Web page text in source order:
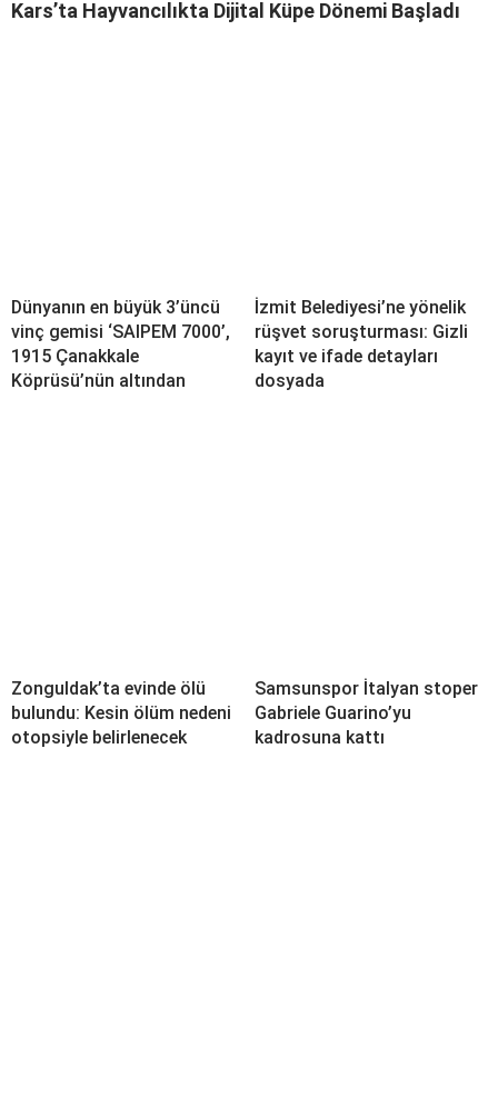
Kars’ta Hayvancılıkta Dijital Küpe Dönemi Başladı
Dünyanın en büyük 3’üncü
vinç gemisi ‘SAIPEM 7000’,
1915 Çanakkale
Köprüsü’nün altından
İzmit Belediyesi’ne yönelik
rüşvet soruşturması: Gizli
kayıt ve ifade detayları
dosyada
Zonguldak’ta evinde ölü
bulundu: Kesin ölüm nedeni
otopsiyle belirlenecek
Samsunspor İtalyan stoper
Gabriele Guarino’yu
kadrosuna kattı